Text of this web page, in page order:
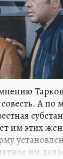
А
им этих
им